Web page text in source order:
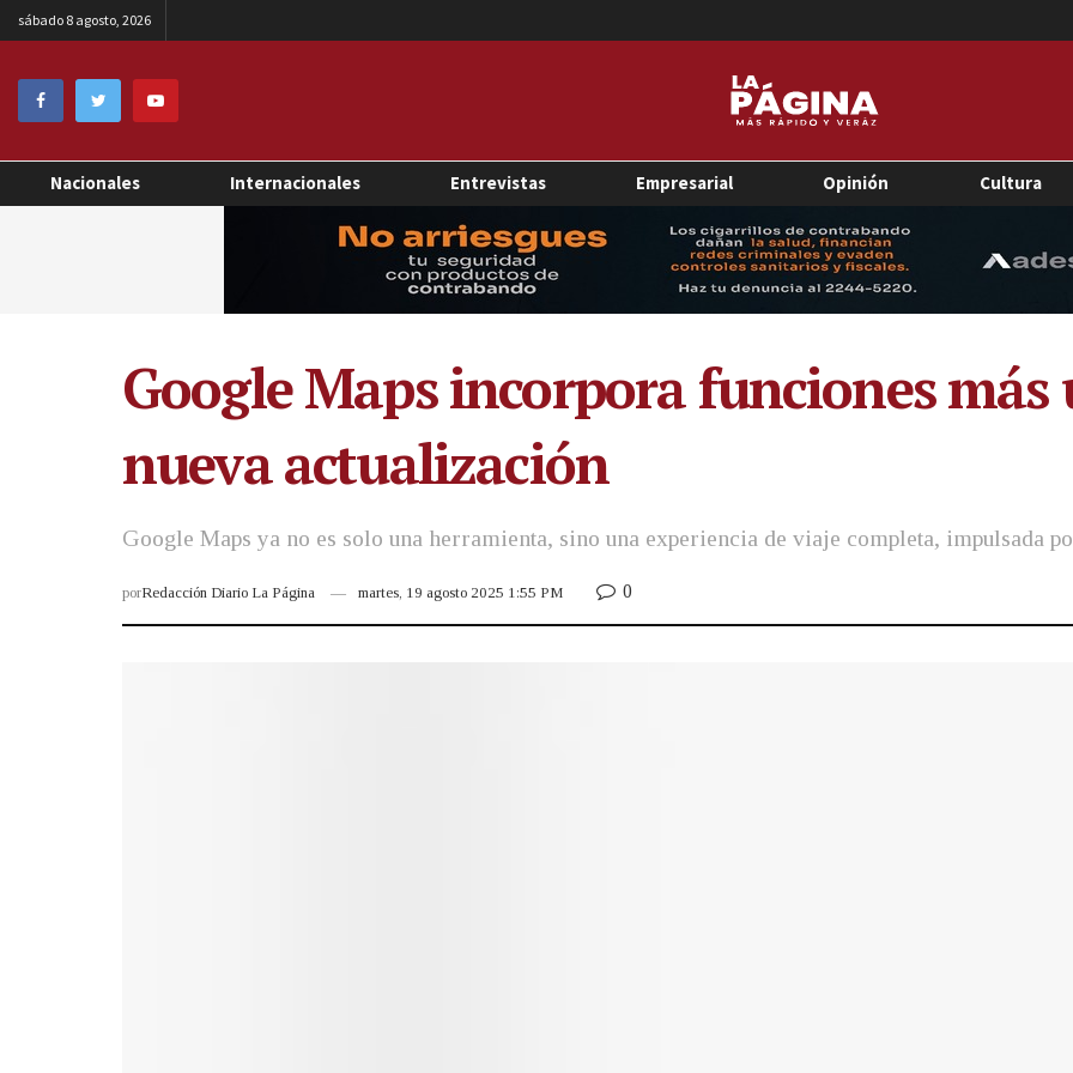
sábado 8 agosto, 2026
Nacionales Internacionales Entrevistas Empresarial Opinión Cultura
Google Maps incorpora funciones más
nueva actualización
Google Maps ya no es solo una herramienta, sino una experiencia de viaje completa, impulsada
porRedacción Diario La Página martes, 19 agosto 2025 1:55 PM 0